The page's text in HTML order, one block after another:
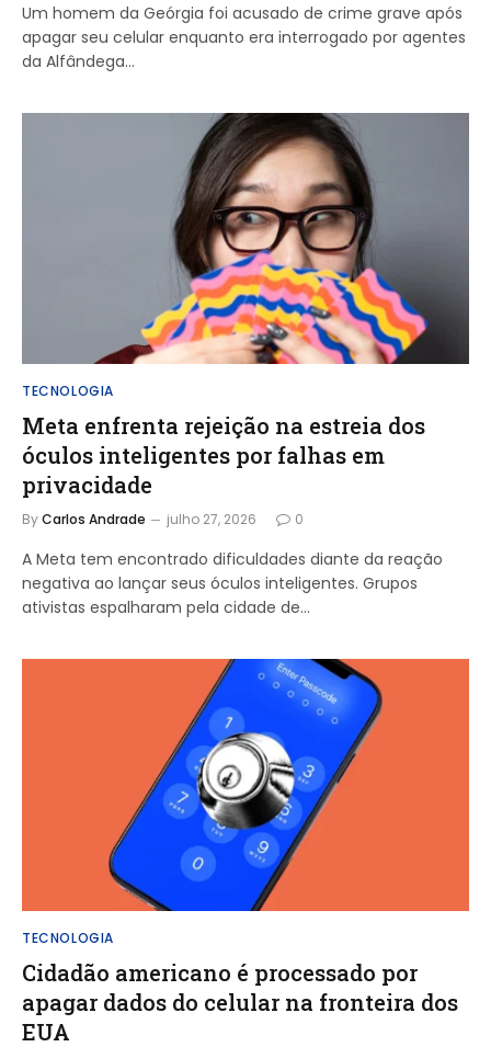
Um homem da Geórgia foi acusado de crime grave após
apagar seu celular enquanto era interrogado por agentes
da Alfândega…
TECNOLOGIA
Meta enfrenta rejeição na estreia dos
óculos inteligentes por falhas em
privacidade
ByCarlos Andrade julho 27, 2026 0
A Meta tem encontrado dificuldades diante da reação
negativa ao lançar seus óculos inteligentes. Grupos
ativistas espalharam pela cidade de…
TECNOLOGIA
Cidadão americano é processado por
apagar dados do celular na fronteira dos
EUA